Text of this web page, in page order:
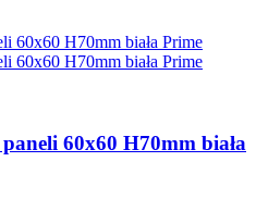
60x60 H70mm biała